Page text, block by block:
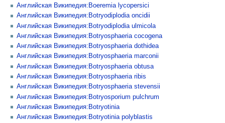
Английская Википедия:Boeremia lycopersici
Английская Википедия:Botryodiplodia oncidii
Английская Википедия:Botryodiplodia ulmicola
Английская Википедия:Botryosphaeria cocogena
Английская Википедия:Botryosphaeria dothidea
Английская Википедия:Botryosphaeria marconii
Английская Википедия:Botryosphaeria obtusa
Английская Википедия:Botryosphaeria ribis
Английская Википедия:Botryosphaeria stevensii
Английская Википедия:Botryosporium pulchrum
Английская Википедия:Botryotinia
Английская Википедия:Botryotinia polyblastis